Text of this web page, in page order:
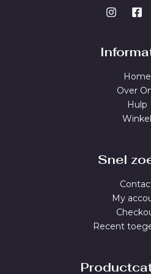
Home
Over
Hulp
Winkel
Snel
My
Recent